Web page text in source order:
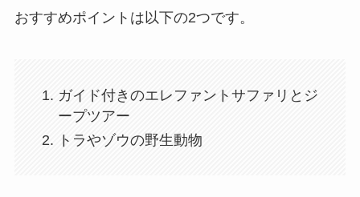
おすすめポイントは以下の2つです。
ガイド付きのエレファントサファリとジ
ープツアー
トラやゾウの野生動物